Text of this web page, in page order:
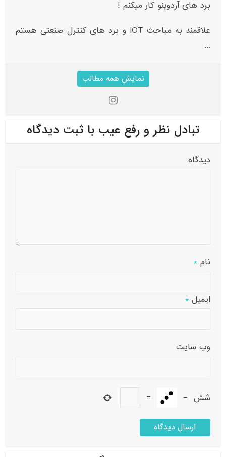
برد های آردوینو کار میکنم !
علاقمند به مباحث IOT و برد های کنترل صنعتی هستم
...
نمایش همه مطالب
تبادل نظر و رفع عیب با ثبت دیدگاه
دیدگاه
نام*
ایمیل*
وب‌ سایت
شش −
=